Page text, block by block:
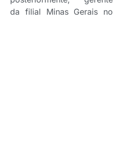
da filial Minas Gerais no